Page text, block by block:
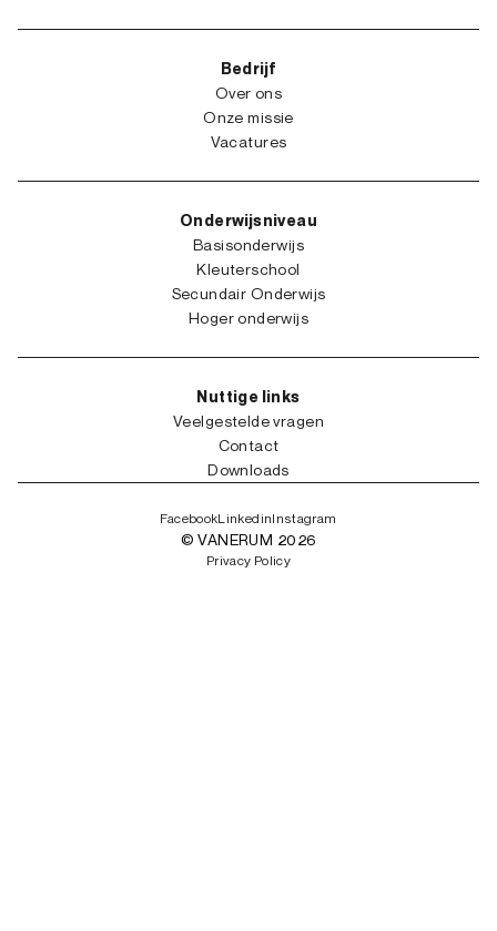
Bedrijf
Over ons
Onze missie
Vacatures
Onderwijsniveau
Basisonderwijs
Kleuterschool
Secundair Onderwijs
Hoger onderwijs
Nuttige links
Veelgestelde vragen
Contact
Downloads
FacebookLinkedinInstagram
© VANERUM 2026
Privacy Policy